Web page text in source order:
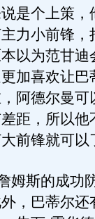
个上策，
力小前锋，
以为范甘迪
加喜欢让巴
阿德尔曼可
距，所以他
前锋就可以
斯的成功
，巴蒂尔还